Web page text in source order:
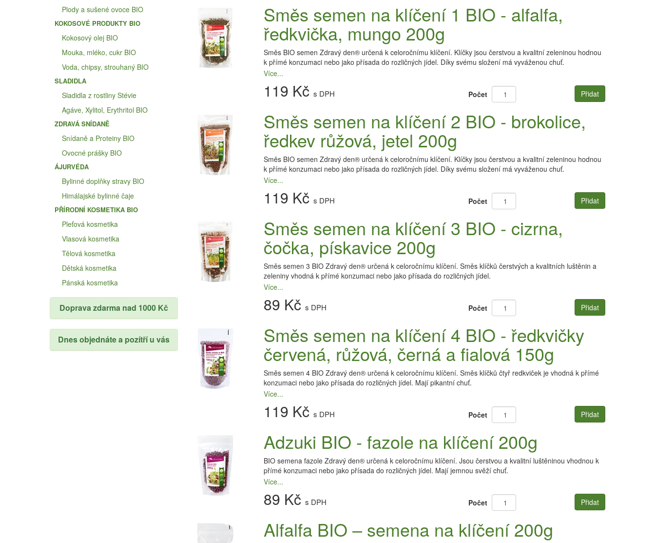
Plody a sušené ovoce BIO
KOKOSOVÉ PRODUKTY BIO
Kokosový olej BIO
Mouka, mléko, cukr BIO
Voda, chipsy, strouhaný BIO
SLADIDLA
Sladidla z rostliny Stévie
Agáve, Xylitol, Erythritol BIO
ZDRAVÁ SNÍDANĚ
Snídaně a Proteiny BIO
Ovocné prášky BIO
ÁJURVÉDA
Bylinné doplňky stravy BIO
Himálajské bylinné čaje
PŘÍRODNÍ KOSMETIKA BIO
Pleťová kosmetika
Vlasová kosmetika
Tělová kosmetika
Dětská kosmetika
Pánská kosmetika
Doprava zdarma nad 1000 Kč
Dnes objednáte a pozítří u vás
Směs semen na klíčení 1 BIO - alfalfa,
ředkvička, mungo 200g
Směs BIO semen Zdravý den® určená k celoročnímu klíčení. Klíčky jsou čerstvou a kvalitní zeleninou hodnou
k přímé konzumaci nebo jako přísada do rozličných jídel. Díky svému složení má vyváženou chuť.
Více...
119 Kč s DPH Počet Přidat
Směs semen na klíčení 2 BIO - brokolice,
ředkev růžová, jetel 200g
Směs BIO semen Zdravý den® určená k celoročnímu klíčení. Klíčky jsou čerstvou a kvalitní zeleninou hodnou
k přímé konzumaci nebo jako přísada do rozličných jídel. Díky svému složení má vyváženou chuť.
Více...
119 Kč s DPH Počet Přidat
Směs semen na klíčení 3 BIO - cizrna,
čočka, pískavice 200g
Směs semen 3 BIO Zdravý den® určená k celoročnímu klíčení. Směs klíčků čerstvých a kvalitních luštěnin a
zeleniny vhodná k přímé konzumaci nebo jako přísada do rozličných jídel.
Více...
89 Kč s DPH Počet Přidat
Směs semen na klíčení 4 BIO - ředkvičky
červená, růžová, černá a fialová 150g
Směs semen 4 BIO Zdravý den® určená k celoročnímu klíčení. Směs klíčků čtyř redkviček je vhodná k přímé
konzumaci nebo jako přísada do rozličných jídel. Mají pikantní chuť.
Více...
119 Kč s DPH Počet Přidat
Adzuki BIO - fazole na klíčení 200g
BIO semena fazole Zdravý den® určená k celoročnímu klíčení. Jsou čerstvou a kvalitní luštěninou vhodnou k
přímé konzumaci nebo jako přísada do rozličných jídel. Mají jemnou svěží chuť.
Více...
89 Kč s DPH Počet Přidat
Alfalfa BIO – semena na klíčení 200g